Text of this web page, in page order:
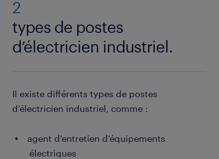
2
types de postes
d’électricien industriel.
Il existe différents types de postes
d'électricien industriel, comme :
agent d'entretien d'équipements
électriques